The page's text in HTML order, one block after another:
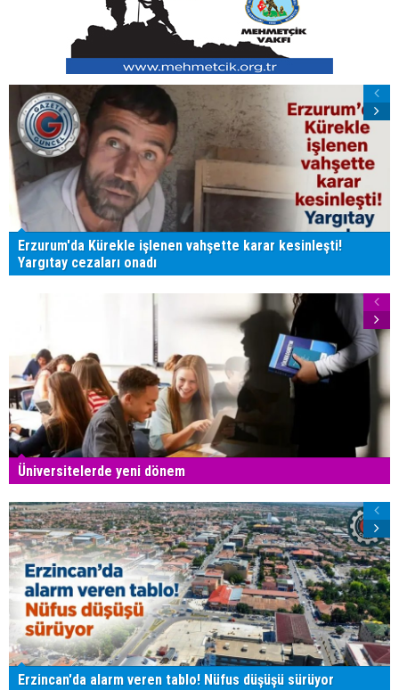
Erzurum'da Kürekle işlenen vahşette karar kesinleşti!
Yargıtay cezaları onadı
Üniversitelerde yeni dönem
Erzincan'da alarm veren tablo! Nüfus düşüşü sürüyor